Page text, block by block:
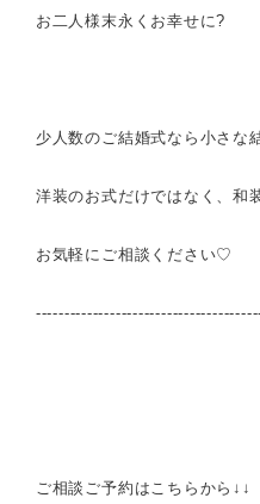
お二人様末永くお幸せに?
少人数のご結婚式なら小さな
洋装のお式だけではなく、和
お気軽にご相談ください♡
ご相談ご予約はこちらから↓↓